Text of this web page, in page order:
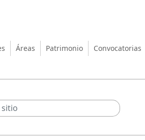
las Artes y
Áreas Patrimonio Convocatorias